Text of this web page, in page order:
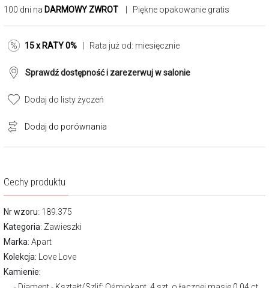
100 dni na DARMOWY ZWROT | Piękne opakowanie gratis
15 x RATY 0% | Rata już od: miesięcznie
Sprawdź dostępność i zarezerwuj w salonie
Dodaj do listy życzeń
Dodaj do porównania
Cechy produktu
Nr wzoru: 189.375
Kategoria: Zawieszki
Marka: Apart
Kolekcja:
Love Love
Kamienie: